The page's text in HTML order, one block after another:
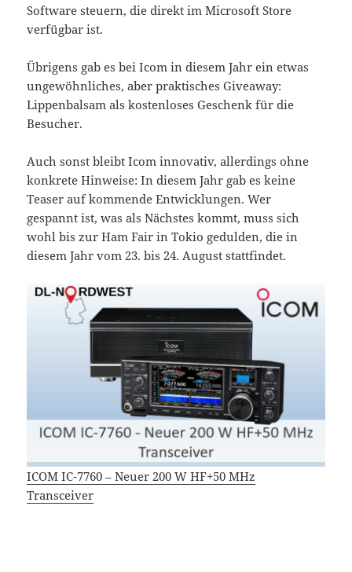
Software steuern, die direkt im Microsoft Store
verfügbar ist.
Übrigens gab es bei Icom in diesem Jahr ein etwas
ungewöhnliches, aber praktisches Giveaway:
Lippenbalsam als kostenloses Geschenk für die
Besucher.
Auch sonst bleibt Icom innovativ, allerdings ohne
konkrete Hinweise: In diesem Jahr gab es keine
Teaser auf kommende Entwicklungen. Wer
gespannt ist, was als Nächstes kommt, muss sich
wohl bis zur Ham Fair in Tokio gedulden, die in
diesem Jahr vom 23. bis 24. August stattfindet.
ICOM IC-7760 – Neuer 200 W HF+50 MHz
Transceiver